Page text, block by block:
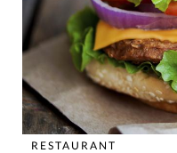
RESTAURANT